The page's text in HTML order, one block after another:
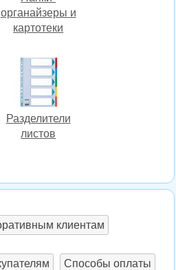
органайзеры и
картотеки
Разделители
листов
клиентам
Способы оплаты